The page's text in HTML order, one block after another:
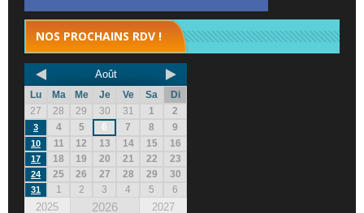
NOS PROCHAINS RDV !
Août
Lu Ma Me Je Ve Sa
Di
27
28 29 30 31 1 2
3 4 5 6 7 8 9
10 11 12 13 14 15 16
17 18 19 20 21 22 23
24 25 26 27 28 29 30
31 1 2 3 4 5 6
2025 2026 2027